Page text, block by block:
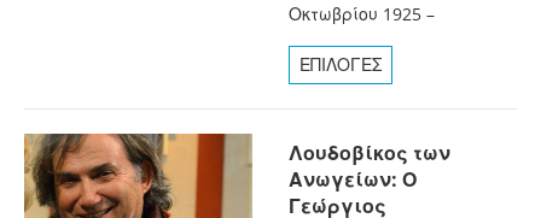
Οκτωβρίου 1925 –
ΕΠΙΛΟΓΕΣ
Λουδοβίκος των
Ανωγείων: Ο
Γεώργιος